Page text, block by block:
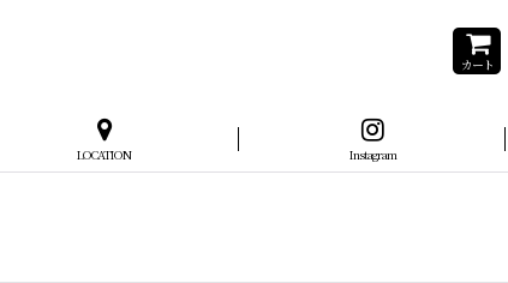
カート
LOCATION Instagram